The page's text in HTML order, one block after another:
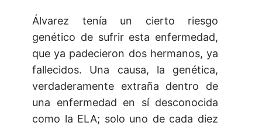
Álvarez tenía un cierto riesgo
genético de sufrir esta enfermedad,
que ya padecieron dos hermanos, ya
fallecidos. Una causa, la genética,
verdaderamente extraña dentro de
una enfermedad en sí desconocida
como la ELA; solo uno de cada diez